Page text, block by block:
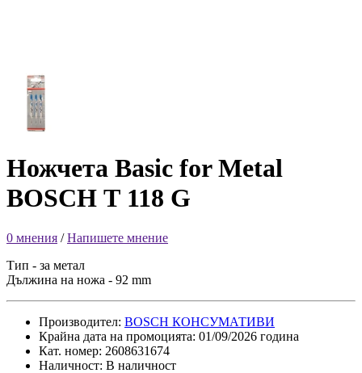
Ножчета Basic for Metal
BOSCH Т 118 G
0 мнения /Напишете мнение
Тип - за метал
Дължина на ножа - 92 mm
Производител: BOSCH КОНСУМАТИВИ
Крайна дата на промоцията: 01/09/2026 година
Кат. номер: 2608631674
Наличност: В наличност